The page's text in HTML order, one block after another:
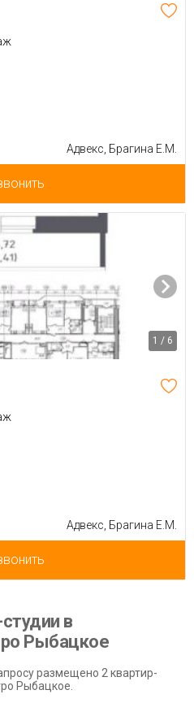
Адвекс, Брагина Е.М.
1 / 6
Адвекс, Брагина Е.М.
в
Рыбацкое
размещено 2 квартир-
Рыбацкое.